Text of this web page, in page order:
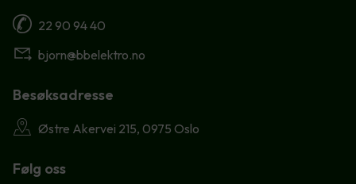
22 90 94 40
bjorn@bbelektro.no
Besøksadresse
Østre Akervei 215, 0975 Oslo
Følg oss